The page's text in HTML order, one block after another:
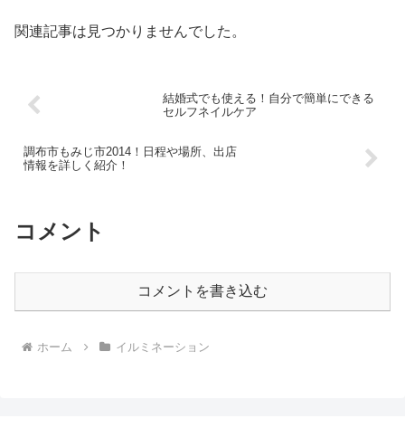
関連記事は見つかりませんでした。
結婚式でも使える！自分で簡単にできる
セルフネイルケア
調布市もみじ市2014！日程や場所、出店
情報を詳しく紹介！
コメント
コメントを書き込む
ホーム イルミネーション